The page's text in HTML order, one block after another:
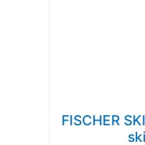
FISCHER